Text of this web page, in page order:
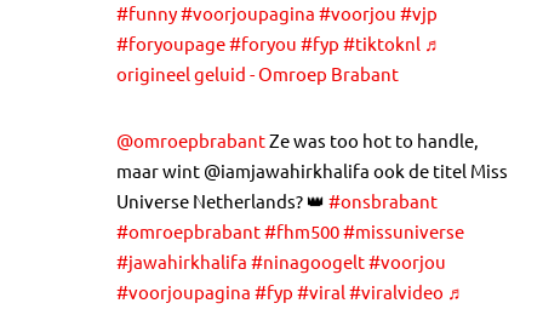
#funny#voorjoupagina #voorjou #vjp
#foryoupage#foryou #fyp #tiktoknl ♬
origineel geluid - Omroep Brabant
@omroepbrabantZe was too hot to handle,
maar wint @iamjawahirkhalifa ook de titel Miss
Universe Netherlands? 👑 #onsbrabant
#omroepbrabant#fhm500#missuniverse
#jawahirkhalifa #ninagoogelt#voorjou
#voorjoupagina #fyp #viral #viralvideo ♬